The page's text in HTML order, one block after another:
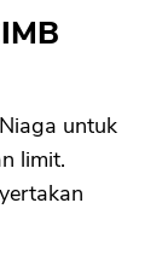
untuk
limit.